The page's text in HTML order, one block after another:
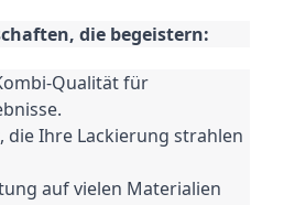
die begeistern:
Qualität für
die Ihre Lackierung strahlen
auf vielen Materialien